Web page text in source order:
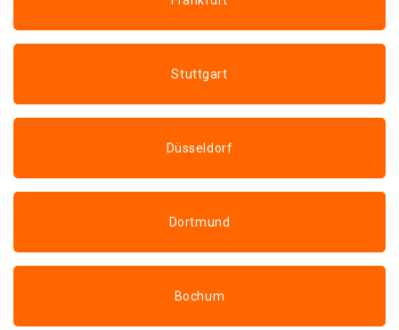
Stuttgart
Düsseldorf
Dortmund
Bochum